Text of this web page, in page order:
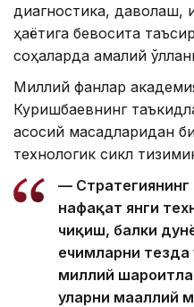
диагностика, даволаш,
ҳаётига бевосита
соҳаларда амалий
Миллий фанлар
Куришбаевнинг
асосий мақсадларидан
технологик сикл
—
нафақат янги
чиқиш, балки
ечимларни
миллий
уларни маҳаллий